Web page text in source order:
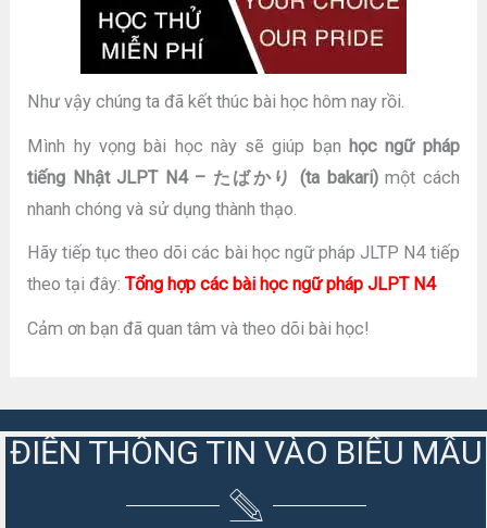
Như vậy chúng ta đã kết thúc bài học hôm nay rồi.
Mình hy vọng bài học này sẽ giúp bạn học ngữ pháp
tiếng Nhật JLPT N4 – たばかり (ta bakari)một cách
nhanh chóng và sử dụng thành thạo.
Hãy tiếp tục theo dõi các bài học ngữ pháp JLTP N4 tiếp
theo tại đây:Tổng hợp các bài học ngữ pháp JLPT N4
Cảm ơn bạn đã quan tâm và theo dõi bài học!
ĐIỀN THÔNG TIN VÀO BIỂU MẪU